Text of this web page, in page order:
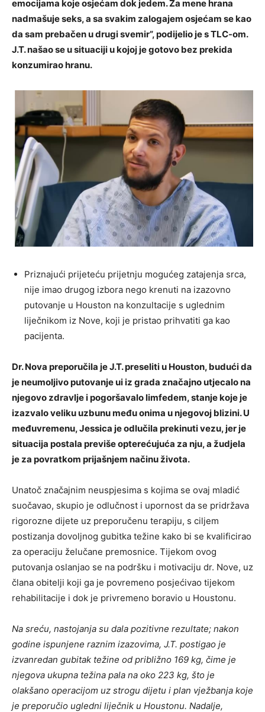
emocijama koje osjećam dok jedem. Za mene hrana
nadmašuje seks, a sa svakim zalogajem osjećam se kao
da sam prebačen u drugi svemir”, podijelio je s TLC-om.
J.T. našao se u situaciji u kojoj je gotovo bez prekida
konzumirao hranu.
Priznajući prijeteću prijetnju mogućeg zatajenja srca,
nije imao drugog izbora nego krenuti na izazovno
putovanje u Houston na konzultacije s uglednim
liječnikom iz Nove, koji je pristao prihvatiti ga kao
pacijenta.
Dr. Nova preporučila je J.T. preseliti u Houston, budući da
je neumoljivo putovanje ui iz grada značajno utjecalo na
njegovo zdravlje i pogoršavalo limfedem, stanje koje je
izazvalo veliku uzbunu među onima u njegovoj blizini. U
međuvremenu, Jessica je odlučila prekinuti vezu, jer je
situacija postala previše opterećujuća za nju, a žudjela
je za povratkom prijašnjem načinu života.
Unatoč značajnim neuspjesima s kojima se ovaj mladić
suočavao, skupio je odlučnost i upornost da se pridržava
rigorozne dijete uz preporučenu terapiju, s ciljem
postizanja dovoljnog gubitka težine kako bi se kvalificirao
za operaciju želučane premosnice. Tijekom ovog
putovanja oslanjao se na podršku i motivaciju dr. Nove, uz
člana obitelji koji ga je povremeno posjećivao tijekom
rehabilitacije i dok je privremeno boravio u Houstonu.
Na sreću, nastojanja su dala pozitivne rezultate; nakon
godine ispunjene raznim izazovima, J.T. postigao je
izvanredan gubitak težine od približno 169 kg, čime je
njegova ukupna težina pala na oko 223 kg, što je
olakšano operacijom uz strogu dijetu i plan vježbanja koje
je preporučio ugledni liječnik u Houstonu. Nadalje,